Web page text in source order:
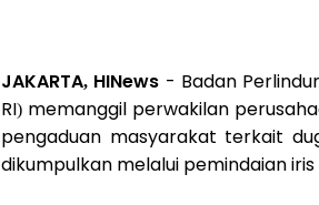
JAKARTA, HINews - Badan
RI) memanggil perwakilan
pengaduan masyarakat terkait
dikumpulkan melalui pemindaian